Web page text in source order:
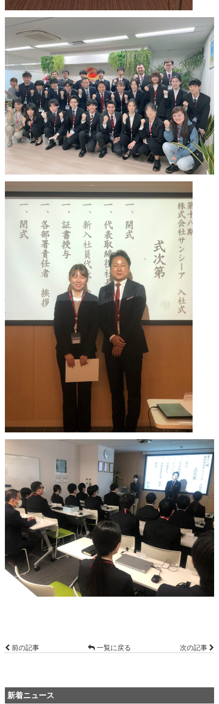
前の記事 一覧に戻る 次の記事
新着ニュース